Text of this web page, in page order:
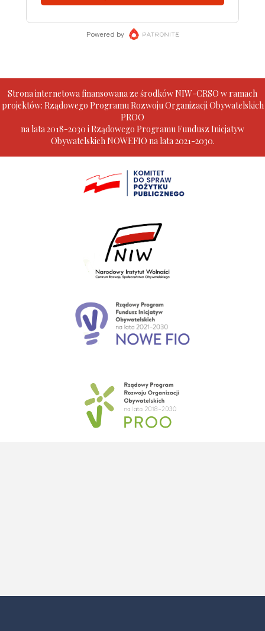
Strona internetowa finansowana ze środków NIW-CRSO w ramach
projektów: Rządowego Programu Rozwoju Organizacji Obywatelskich
PROO
na lata 2018-2030 i Rządowego Programu Fundusz Inicjatyw
Obywatelskich NOWEFIO na lata 2021-2030.